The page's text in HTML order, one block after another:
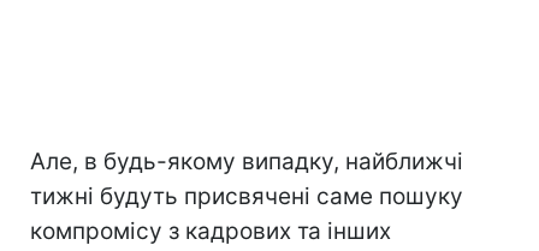
Але, в будь-якому випадку, найближчі
тижні будуть присвячені саме пошуку
компромісу з кадрових та інших